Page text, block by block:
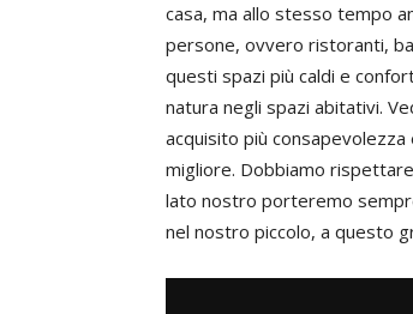
casa, ma allo stesso tempo
persone, ovvero ristoranti,
questi spazi più caldi e
natura negli spazi abitativi.
acquisito più
migliore. Dobbiamo
lato nostro porteremo
nel nostro piccolo, a questo